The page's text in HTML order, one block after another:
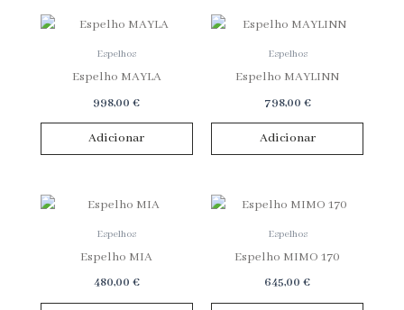
Espelhos
Espelho MAYLA
998,00€
Adicionar
Espelhos
Espelho MAYLINN
798,00 €
Adicionar
Espelhos
Espelho MIA
480,00 €
Espelhos
Espelho MIMO 170
645,00€